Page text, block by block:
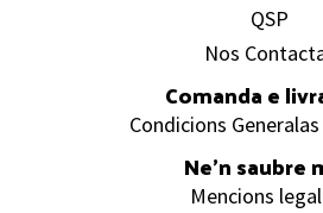
QSP
Nos
Comanda e
Condicions
Ne’n saubre
Mencions